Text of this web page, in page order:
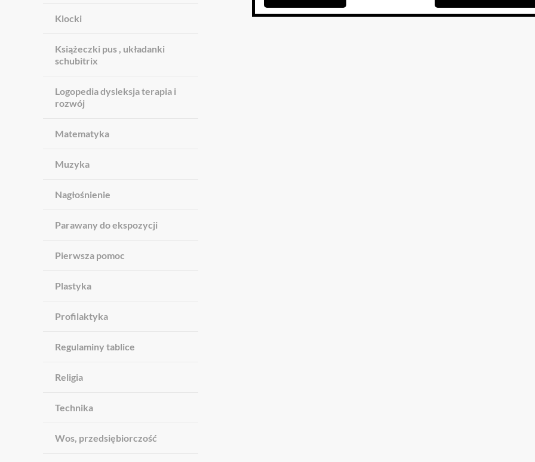
Klocki
Książeczki pus , układanki
schubitrix
Logopedia dysleksja terapia i
rozwój
Matematyka
Muzyka
Nagłośnienie
Parawany do ekspozycji
Pierwsza pomoc
Plastyka
Profilaktyka
Regulaminy tablice
Religia
Technika
Wos, przedsiębiorczość